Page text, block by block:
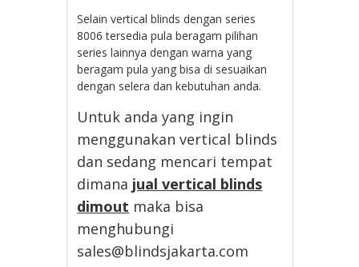
Selain vertical blinds dengan series
8006 tersedia pula beragam pilihan
series lainnya dengan warna yang
beragam pula yang bisa di sesuaikan
dengan selera dan kebutuhan anda.
Untuk anda yang ingin
menggunakan vertical blinds
dan sedang mencari tempat
dimana jual vertical blinds
dimout maka bisa
menghubungi
sales@blindsjakarta.com